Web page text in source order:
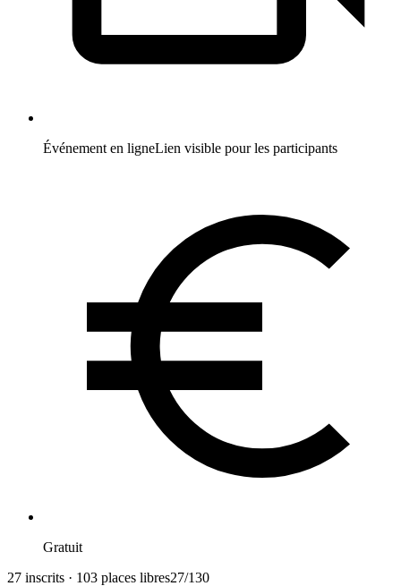
Événement en ligneLien visible pour les participants
Gratuit
27 inscrits · 103 places libres27/130